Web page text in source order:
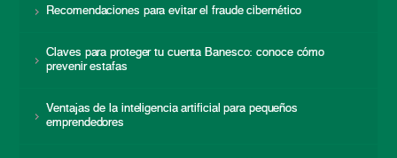
Recomendaciones para evitar el fraude cibernético
Claves para proteger tu cuenta Banesco: conoce cómo
prevenir estafas
Ventajas de la inteligencia artificial para pequeños
emprendedores